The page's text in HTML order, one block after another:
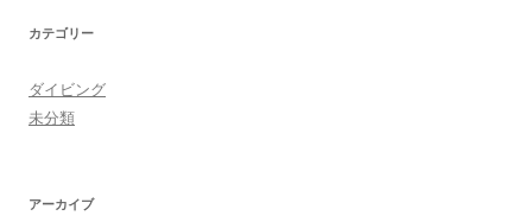
カテゴリー
ダイビング
未分類
アーカイブ